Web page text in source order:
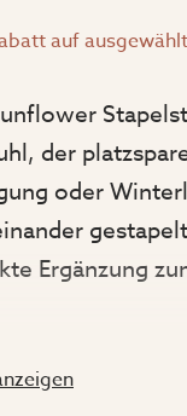
auf
der
oder
Ergänzung